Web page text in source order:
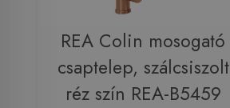
REA Colin mosogató
csaptelep, szálcsiszolt
réz szín REA-B5459